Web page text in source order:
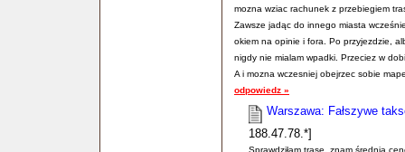
mozna wziac rachunek z przebiegiem
Zawsze jadąc do innego miasta
okiem na opinie i fora. Po przyjezdzie,
nigdy nie mialam wpadki. Przeciez w
A i mozna wczesniej obejrzec sobie
odpowiedz »
Warszawa: Fałszywe
188.47.78.*]
Sprawdziłam trasę, znam średnia